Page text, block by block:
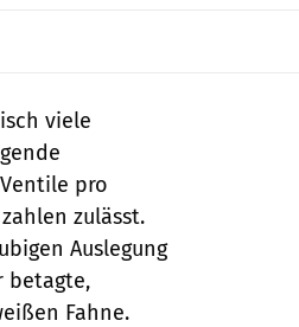
viele
pro
zulässt.
Auslegung
betagte,
Fahne.